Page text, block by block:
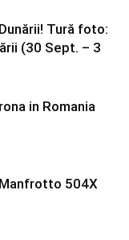
Tură foto:
(30 Sept. – 3
in Romania
504X